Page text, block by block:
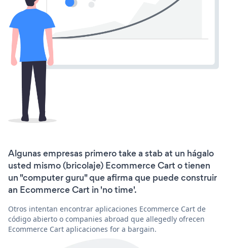
Algunas empresas primero take a stab at un hágalo
usted mismo (bricolaje) Ecommerce Cart o tienen
un "computer guru" que afirma que puede construir
an Ecommerce Cart in 'no time'.
Otros intentan encontrar aplicaciones Ecommerce Cart de
código abierto o companies abroad que allegedly ofrecen
Ecommerce Cart aplicaciones for a bargain.